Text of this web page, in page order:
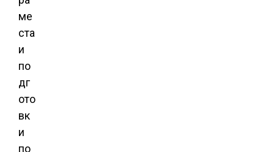
ме
ста
и
по
дг
ото
вк
и
по